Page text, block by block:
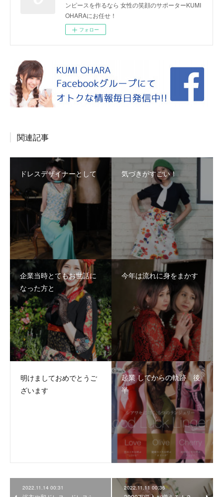
ンピースを作るなら 女性の笑顔のサポーターKUMI
OHARAにお任せ！
フォロー
関連記事
ドレスデザイナーとして 気づきがすごい！
企業当時とてもお世話に
なった方と
今年は流れに身をまかす
明けましておめでとうご
ざいます
起業 してからの軌跡 後
半
2022.11.14 00:31 2022.11.11 00:36